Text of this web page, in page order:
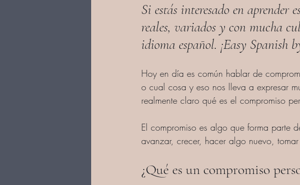
Si estás interesado en aprender
reales, variados y con mucha
idioma español. ¡Easy Spanish
Hoy en día es común hablar de
o cual cosa y eso nos lleva a expresar
realmente claro qué es el compromiso
El compromiso es algo que forma parte
avanzar, crecer, hacer algo nuevo,
¿Qué es un compromiso